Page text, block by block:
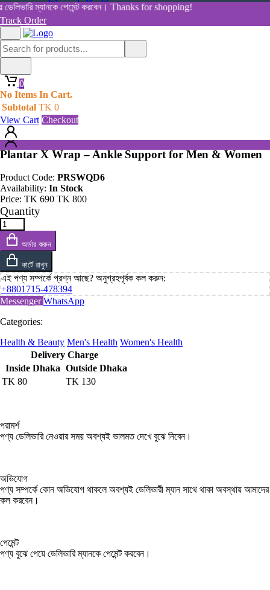
ম্যানকে পেমেন্ট করবেন। Thanks for shopping!
Track Order
0
No Items In Cart.
Subtotal TK 0
View Cart Checkout
Women's Health
View All Categories
Shop By Category
Home
0
No Items In Cart.
Subtotal TK0
View Cart
Plantar X Wrap – Ankle Support for Men & Women
Plantar X Wrap – Ankle Support for Men & Women
Product Code: PRSWQD6
Availability: In Stock
Price: TK 690 TK 800
Quantity
অর্ডার করুন
কার্টে রাখুন
এই পণ্য সম্পর্কে প্রশ্ন আছে? অনুগ্রহপূর্বক কল করুন:
+8801715-478394
MessengerWhatsApp
Categories:
Health & Beauty Men's Health Women's Health
Delivery Charge
Inside Dhaka Outside Dhaka
TK 80 TK 130
পরামর্শ
পণ্য ডেলিভারি নেওয়ার সময় অবশ্যই ভালমত দেখে বুঝে নিবেন।
অভিযোগ
পণ্য সম্পর্কে কোন অভিযোগ থাকলে অবশ্যই ডেলিভারী ম্যান সাথে থাকা অবস্থায় আমাদের
কল করবেন।
পেমেন্ট
পণ্য বুঝে পেয়ে ডেলিভারি ম্যানকে পেমেন্ট করবেন।